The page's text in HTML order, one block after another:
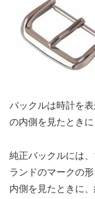
バックルは時計を
の内側を見たときに
純正バックルには
ランドのマークの
内側を見たときに